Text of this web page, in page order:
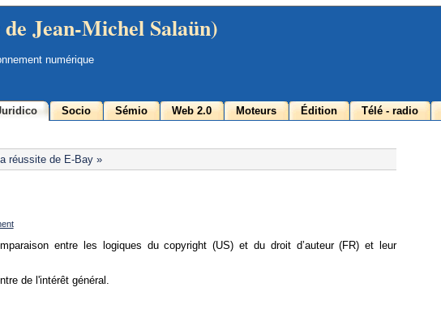
Jean-Michel Salaün)
numérique
Socio Sémio Web 2.0 Moteurs Édition Télé - radio
réussite de E-Bay »
entre les logiques du copyright (US) et du droit d’auteur (FR) et leur
de l'intérêt général.